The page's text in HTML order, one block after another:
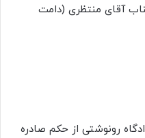
آقای منتظری (دامت
رونوشتی از حکم صادره